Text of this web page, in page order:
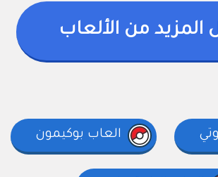
المزيد من الألعاب
العاب بوكيمون